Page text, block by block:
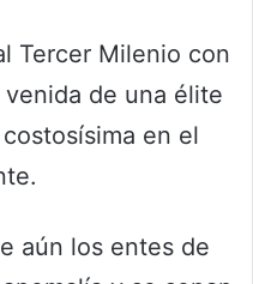
Tercer Milenio con
de una élite
en el
aún los entes de